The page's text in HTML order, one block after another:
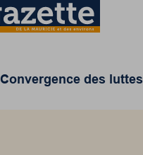
Convergence des luttes